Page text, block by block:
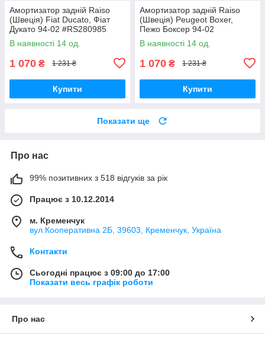
Амортизатор задній Raiso
(Швеція) Fiat Ducato, Фіат
Дукато 94-02 #RS280985
UAKFKVB17
В наявності 14 од.
1 070 ₴ 1 231 ₴
Купити
Амортизатор задній Raiso
(Швеція) Peugeot Boxer,
Пежо Боксер 94-02
#RS280985 UAKFKVB17
В наявності 14 од.
1 070 ₴ 1 231 ₴
Купити
Показати ще
Про нас
99% позитивних з 518 відгуків за рік
Працює з 10.12.2014
м. Кременчук
вул.Кооперативна 2Б, 39603, Кременчук, Україна
Контакти
Сьогодні працює з 09:00 до 17:00
Показати весь графік роботи
Про нас